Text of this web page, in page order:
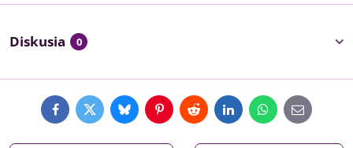
Diskusia 0
FacebookTwitterBlueskyPinterestRedditLinkedInWhatsApp
E-
mail